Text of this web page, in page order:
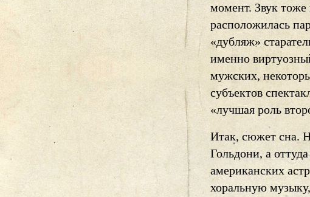
момент. Звук
расположилась
«дубляж»
именно
мужских,
субъектов
«лучшая роль
Итак, сюжет сна.
Гольдони, а
американских
хоральную